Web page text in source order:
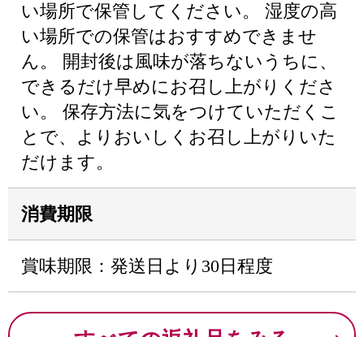
い場所で保管してください。 湿度の高
い場所での保管はおすすめできませ
ん。 開封後は風味が落ちないうちに、
できるだけ早めにお召し上がりくださ
い。 保存方法に気をつけていただくこ
とで、よりおいしくお召し上がりいた
だけます。
消費期限
賞味期限：発送日より30日程度